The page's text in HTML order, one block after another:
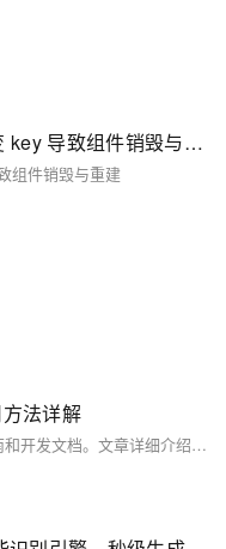
Vue 中 key 属性的深入解析：改变 key 导致组件销毁与重建
组件销毁与重建
法详解
这是一篇关于自定义进度条组件的使用指南和开发文档。文章详细介绍了如何在Vue项目中引入、注册并使用该组件，包括基础与高级示例。组件支持分段配置（如颜色、文本）、动画效果及超出进度提示等功能。同时提供了完整的代码实现，支持全局注册，并提出了优化建议，如主题支持、响应式设计等，帮助开发者更灵活地集成和定制进度条组件。资源链接已提供，适合前端开发者参考学习。